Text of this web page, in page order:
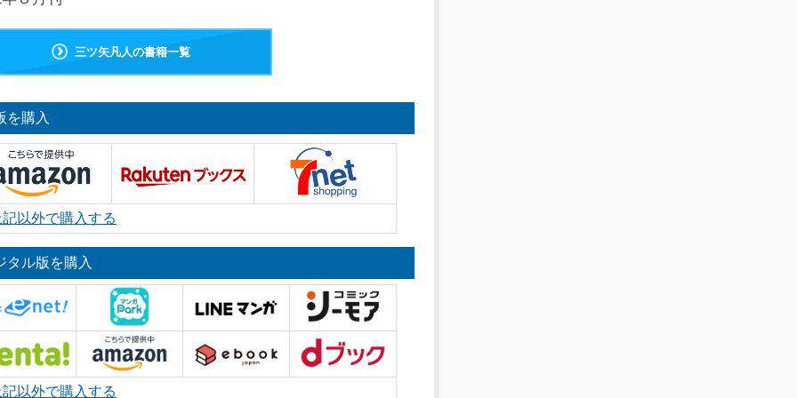
三ツ矢凡人の書籍一覧
を購入
以外で購入する
タル版を購入
以外で購入する